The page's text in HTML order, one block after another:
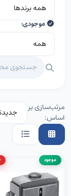
موجودی:
مرتب‌سازی بر
اساس:
موجود